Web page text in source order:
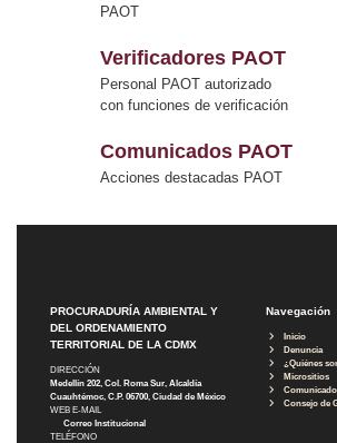
PAOT
Verificadores PAOT
Personal PAOT autorizado
con funciones de verificación
Comunicados PAOT
Acciones destacadas PAOT
PROCURADURÍA AMBIENTAL Y
DEL ORDENAMIENTO
TERRITORIAL DE LA CDMX
DIRECCIÓN
Medellín 202, Col. Roma Sur, Alcaldía
Cuauhtémoc, C.P. 06700, Ciudad de México
WEB E-MAIL
Correo Institucional
TELÉFONO
Navegación
Inicio
Denuncia
¿Quiénes
Micrositios
Consejo de